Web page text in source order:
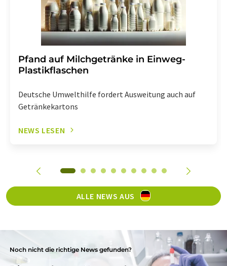
Pfand auf Milchgetränke in Einweg-
Plastikflaschen
Deutsche Umwelthilfe fordert Ausweitung auch auf
Getränkekartons
NEWS LESEN
ALLE NEWS AUS
Noch nicht die richtige News gefunden?